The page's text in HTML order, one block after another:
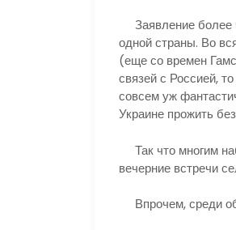
Заявление более
одной страны. Во
(еще со времен
связей с Россией,
совсем уж
Украине прожить
Так что многим
вечерние встречи
Впрочем, среди